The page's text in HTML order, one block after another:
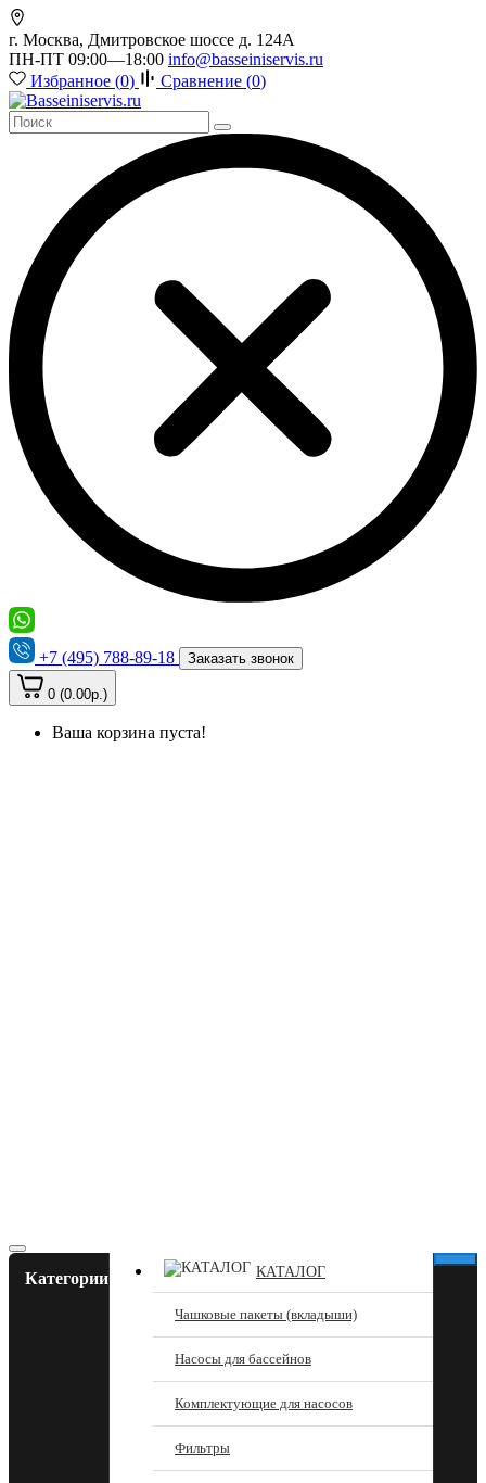
г. Москва, Дмитровское шоссе д. 124А
ПН-ПТ 09:00—18:00 info@basseiniservis.ru
Избранное (0) Сравнение (0)
+7 (495) 788-89-18 Заказать звонок
0 (0.00р.)
Ваша корзина пуста!
Категории КАТАЛОГ
Чашковые пакеты (вкладыши)
Насосы для бассейнов
Комплектующие для насосов
Фильтры